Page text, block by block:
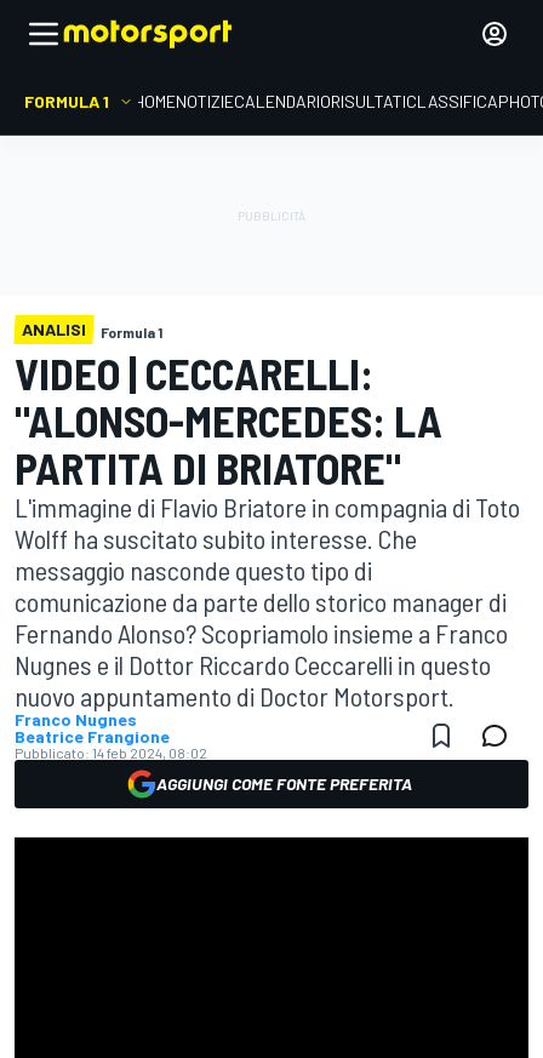
FORMULA 1 HOMENOTIZIECALENDARIORISULTATICLASSIFICA
ANALISI Formula 1
VIDEO | CECCARELLI:
"ALONSO-MERCEDES: LA
PARTITA DI BRIATORE"
L'immagine di Flavio Briatore in compagnia di Toto
Wolff ha suscitato subito interesse. Che
messaggio nasconde questo tipo di
comunicazione da parte dello storico manager di
Fernando Alonso? Scopriamolo insieme a Franco
Nugnes e il Dottor Riccardo Ceccarelli in questo
nuovo appuntamento di Doctor Motorsport.
Franco Nugnes
Beatrice Frangione
Pubblicato: 14 feb 2024, 08:02
AGGIUNGI COME FONTE PREFERITA